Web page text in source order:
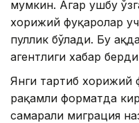
мумкин. Агар ушбу
хорижий фуқаролар
пуллик бўлади. Бу
агентлиги хабар
Янги тартиб хорижий
рақамли форматда
самарали миграция